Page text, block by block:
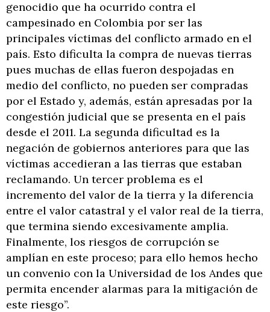
genocidio que ha ocurrido contra el
campesinado en Colombia por ser las
principales víctimas del conflicto armado en el
país. Esto dificulta la compra de nuevas tierras
pues muchas de ellas fueron despojadas en
medio del conflicto, no pueden ser compradas
por el Estado y, además, están apresadas por la
congestión judicial que se presenta en el país
desde el 2011. La segunda dificultad es la
negación de gobiernos anteriores para que las
víctimas accedieran a las tierras que estaban
reclamando. Un tercer problema es el
incremento del valor de la tierra y la diferencia
entre el valor catastral y el valor real de la tierra,
que termina siendo excesivamente amplia.
Finalmente, los riesgos de corrupción se
amplían en este proceso; para ello hemos hecho
un convenio con la Universidad de los Andes que
permita encender alarmas para la mitigación de
este riesgo”.